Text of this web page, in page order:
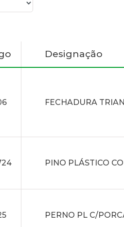
Designação
FECHADURA
PINO PLÁSTICO
PERNO PL C/